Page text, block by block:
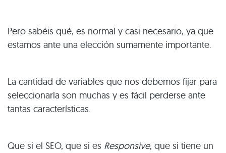
Pero sabéis qué, es normal y casi necesario, ya que
estamos ante una elección sumamente importante.
La cantidad de variables que nos debemos fijar para
seleccionarla son muchas y es fácil perderse ante
tantas características.
Que si el SEO, que si es Responsive, que si tiene un